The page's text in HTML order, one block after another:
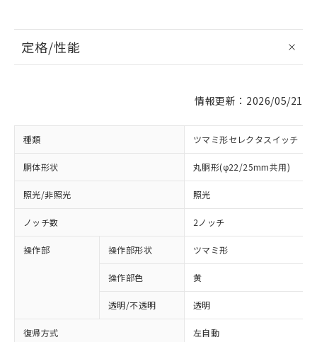
定格/性能
情報更新：2026/05/21
種類 ツマミ形セレクタスイッチ
胴体形状 丸胴形(φ22/25mm共用)
照光/非照光 照光
ノッチ数 2ノッチ
操作部 操作部形状 ツマミ形
操作部色 黄
透明/不透明 透明
復帰方式 左自動